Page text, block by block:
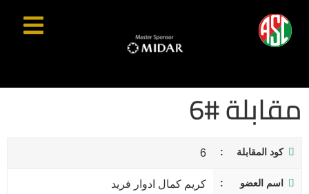
مقابلة #6
كود المقابلة 6
اسم العضو كريم كمال ادوار فريد